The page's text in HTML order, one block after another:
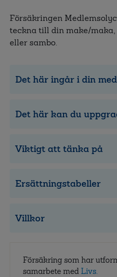
Försäkringen
teckna till din make/
eller sambo.
Det här ingår i din
Det här kan du
Viktigt att tänka på
Ersättningstabeller
Villkor
Försäkring som har
samarbete medLivs.